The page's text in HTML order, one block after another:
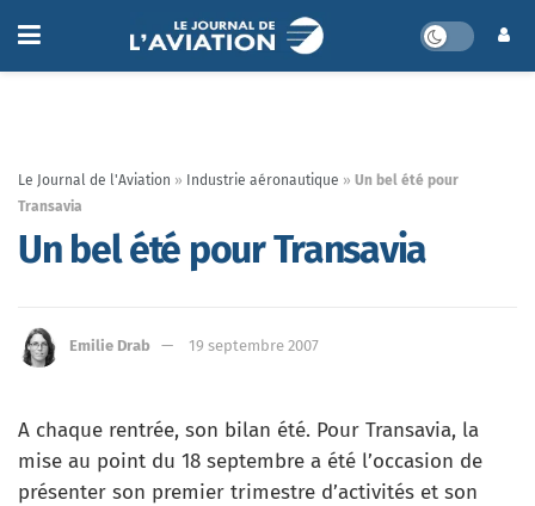
Le Journal de l'Aviation » Industrie aéronautique » Un bel été pour
Transavia
Un bel été pour Transavia
Emilie Drab 19 septembre 2007
A chaque rentrée, son bilan été. Pour Transavia, la
mise au point du 18 septembre a été l’occasion de
présenter son premier trimestre d’activités et son